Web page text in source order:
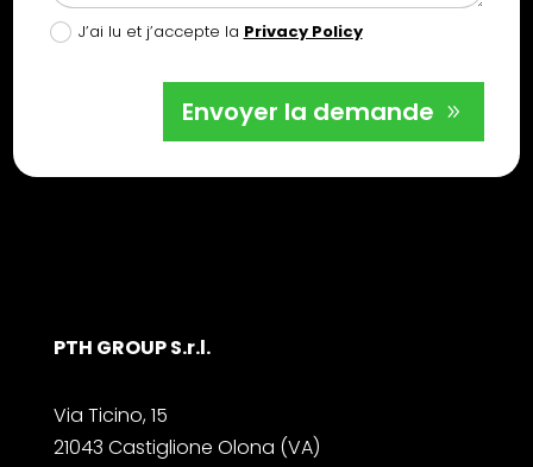
J’ai lu et j’accepte la Privacy Policy
Envoyer la demande
PTH GROUP S.r.l.
Via Ticino, 15
21043 Castiglione Olona (VA)